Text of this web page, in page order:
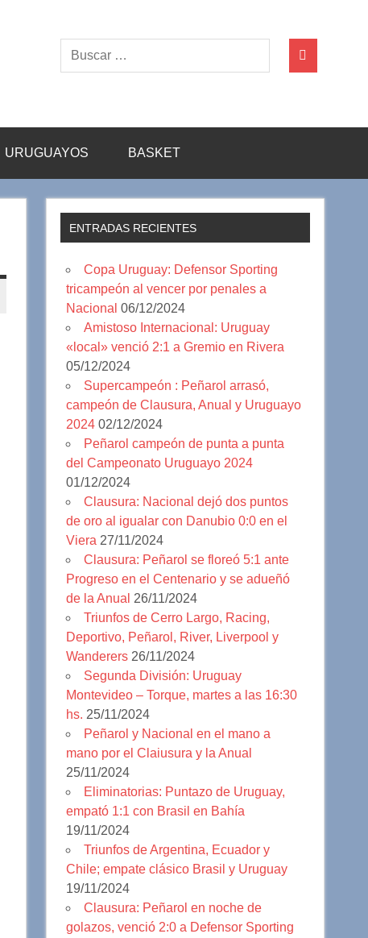
URUGUAYOS BASKET
ENTRADAS RECIENTES
Copa Uruguay: Defensor Sporting
tricampeón al vencer por penales a
Nacional 06/12/2024
Amistoso Internacional: Uruguay
«local» venció 2:1 a Gremio en Rivera
05/12/2024
Supercampeón : Peñarol arrasó,
campeón de Clausura, Anual y Uruguayo
2024 02/12/2024
Peñarol campeón de punta a punta
del Campeonato Uruguayo 2024
01/12/2024
Clausura: Nacional dejó dos puntos
de oro al igualar con Danubio 0:0 en el
Viera 27/11/2024
Clausura: Peñarol se floreó 5:1 ante
Progreso en el Centenario y se adueñó
de la Anual 26/11/2024
Triunfos de Cerro Largo, Racing,
Deportivo, Peñarol, River, Liverpool y
Wanderers 26/11/2024
Segunda División: Uruguay
Montevideo – Torque, martes a las 16:30
hs. 25/11/2024
Peñarol y Nacional en el mano a
mano por el Claiusura y la Anual
25/11/2024
Eliminatorias: Puntazo de Uruguay,
empató 1:1 con Brasil en Bahía
19/11/2024
Triunfos de Argentina, Ecuador y
Chile; empate clásico Brasil y Uruguay
19/11/2024
Clausura: Peñarol en noche de
golazos, venció 2:0 a Defensor Sporting